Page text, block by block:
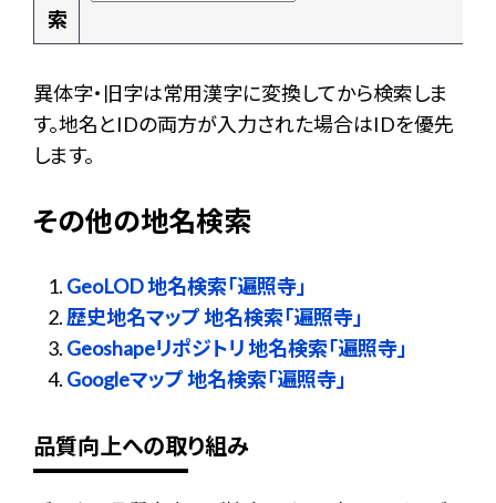
索
異体字・旧字は常用漢字に変換してから検索しま
す。地名とIDの両方が入力された場合はIDを優先
します。
その他の地名検索
GeoLOD 地名検索「遍照寺」
歴史地名マップ 地名検索「遍照寺」
Geoshapeリポジトリ 地名検索「遍照寺」
Googleマップ 地名検索「遍照寺」
品質向上への取り組み